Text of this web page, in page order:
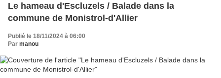
Le hameau d'Escluzels / Balade dans la
commune de Monistrol-d'Allier
Publié le 18/11/2024 à 06:00
Par manou